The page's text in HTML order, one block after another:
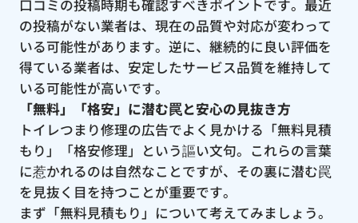
口コミの投稿時期も確認すべきポイントです。最近
の投稿がない業者は、現在の品質や対応が変わって
いる可能性があります。逆に、継続的に良い評価を
得ている業者は、安定したサービス品質を維持して
いる可能性が高いです。
「無料」「格安」に潜む罠と安心の見抜き方
トイレつまり修理の広告でよく見かける「無料見積
もり」「格安修理」という謳い文句。これらの言葉
に惹かれるのは自然なことですが、その裏に潜む罠
を見抜く目を持つことが重要です。
まず「無料見積もり」について考えてみましょう。